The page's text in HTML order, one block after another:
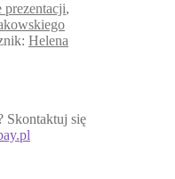
prezentacji,
Helena
Skontaktuj się